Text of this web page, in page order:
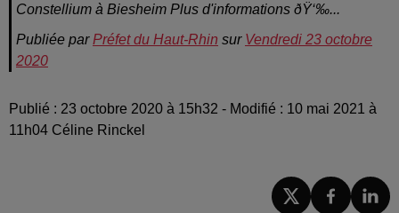
Constellium à Biesheim Plus d'informations ðŸ‘‰...
Publiée parPréfet du Haut-Rhin sur Vendredi 23 octobre
2020
Publié : 23 octobre 2020 à 15h32 - Modifié : 10 mai 2021 à
11h04 Céline Rinckel